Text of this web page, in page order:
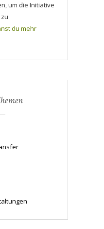
um die Initiative
du mehr